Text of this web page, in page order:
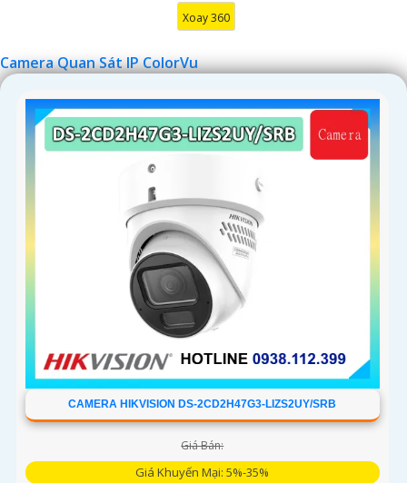
Xoay 360
Camera Quan Sát IP ColorVu
CAMERA HIKVISION DS-2CD2H47G3-LIZS2UY/SRB
Giá Bán:
Giá Khuyến Mại: 5%-35%